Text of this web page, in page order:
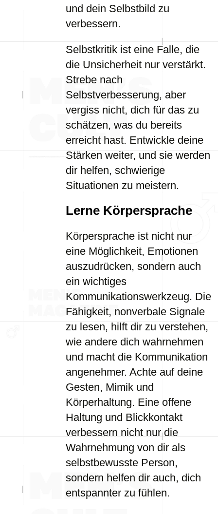
und dein Selbstbild zu
verbessern.
Selbstkritik ist eine Falle, die
die Unsicherheit nur verstärkt.
Strebe nach
Selbstverbesserung, aber
vergiss nicht, dich für das zu
schätzen, was du bereits
erreicht hast. Entwickle deine
Stärken weiter, und sie werden
dir helfen, schwierige
Situationen zu meistern.
Lerne Körpersprache
Körpersprache ist nicht nur
eine Möglichkeit, Emotionen
auszudrücken, sondern auch
ein wichtiges
Kommunikationswerkzeug. Die
Fähigkeit, nonverbale Signale
zu lesen, hilft dir zu verstehen,
wie andere dich wahrnehmen
und macht die Kommunikation
angenehmer. Achte auf deine
Gesten, Mimik und
Körperhaltung. Eine offene
Haltung und Blickkontakt
verbessern nicht nur die
Wahrnehmung von dir als
selbstbewusste Person,
sondern helfen dir auch, dich
entspannter zu fühlen.